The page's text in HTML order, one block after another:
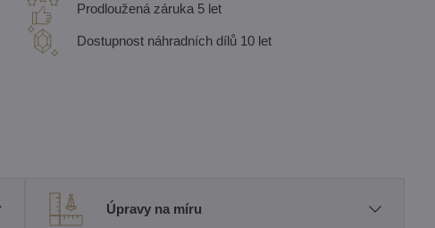
Prodloužená záruka 5 let
Dostupnost náhradních dílů 10 let
Úpravy na míru